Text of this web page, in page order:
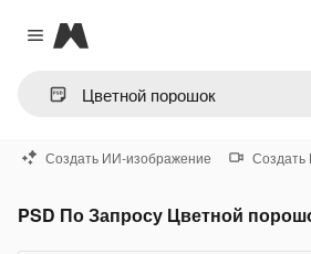
Close menu
Magnific
Создать ИИ-изображение Создать
PSD По Запросу Цветной